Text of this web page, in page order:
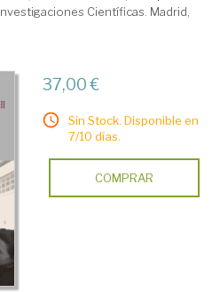
Científicas. Madrid,
37,00 €
Sin Stock. Disponible en
7/10 días.
COMPRAR